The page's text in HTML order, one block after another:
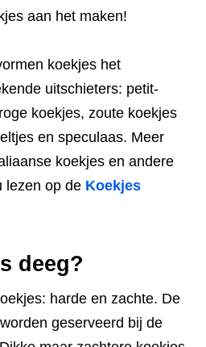
aan het maken!
koekjes het
uitschieters: petit-
koekjes, zoute koekjes
en speculaas. Meer
koekjes en andere
lezen op de Koekjes
deeg?
harde en zachte. De
geserveerd bij de